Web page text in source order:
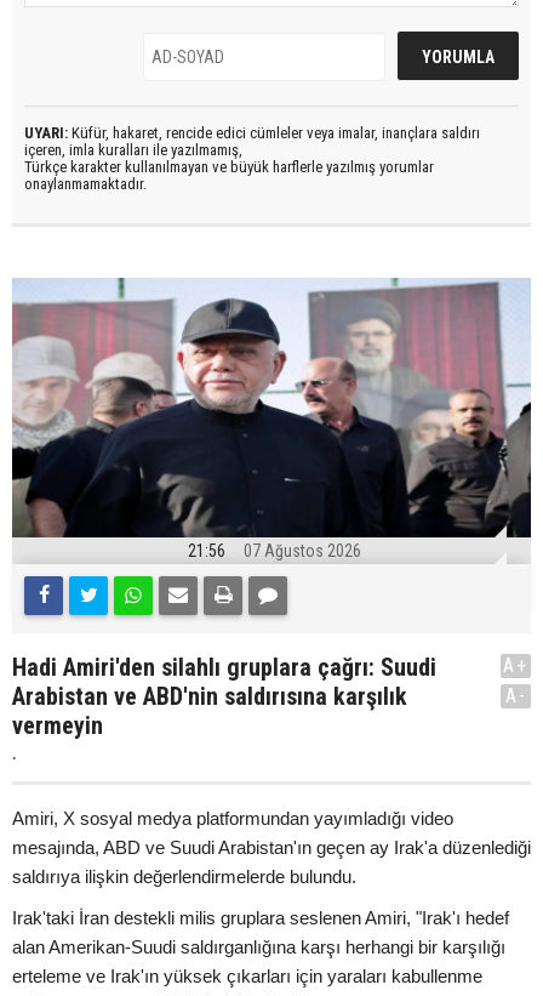
UYARI: Küfür, hakaret, rencide edici cümleler veya imalar, inançlara saldırı
içeren, imla kuralları ile yazılmamış,
Türkçe karakter kullanılmayan ve büyük harflerle yazılmış yorumlar
onaylanmamaktadır.
21:56 07 Ağustos 2026
Hadi Amiri'den silahlı gruplara çağrı: Suudi
Arabistan ve ABD'nin saldırısına karşılık
vermeyin
.
A+
A-
Amiri, X sosyal medya platformundan yayımladığı video
mesajında, ABD ve Suudi Arabistan'ın geçen ay Irak'a düzenlediği
saldırıya ilişkin değerlendirmelerde bulundu.
Irak'taki İran destekli milis gruplara seslenen Amiri, "Irak'ı hedef
alan Amerikan-Suudi saldırganlığına karşı herhangi bir karşılığı
erteleme ve Irak'ın yüksek çıkarları için yaraları kabullenme